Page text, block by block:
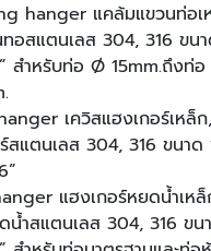
hanger แคล้มแขวนท่อเ
อสแตนเลส 304, 316 ขน
สำหรับท่อ Ø 15mm.ถึงท่
เควิสแฮงเกอร์เหล็
สแตนเลส 304, 316 ขนาด
แฮงเกอร์หยดน้ำเห
น้ำสแตนเลส 304, 316 ขน